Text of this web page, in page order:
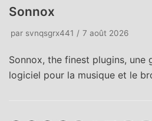
Sonnox
par svnqsgrx441 7 août 2026
Sonnox, the finest plugins, une
logiciel pour la musique et le